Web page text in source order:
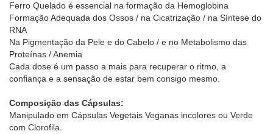
Ferro Quelado é essencial na formação da Hemoglobina
Formação Adequada dos Ossos / na Cicatrização / na Síntese do
RNA
Na Pigmentação da Pele e do Cabelo / e no Metabolismo das
Proteínas / Anemia
Cada dose é um passo a mais para recuperar o ritmo, a
confiança e a sensação de estar bem consigo mesmo.
Composição das Cápsulas:
Manipulado em Cápsulas Vegetais Veganas incolores ou Verde
com Clorofila.